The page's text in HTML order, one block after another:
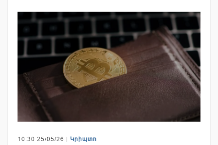
10:30 25/05/26 | Կրիպտո